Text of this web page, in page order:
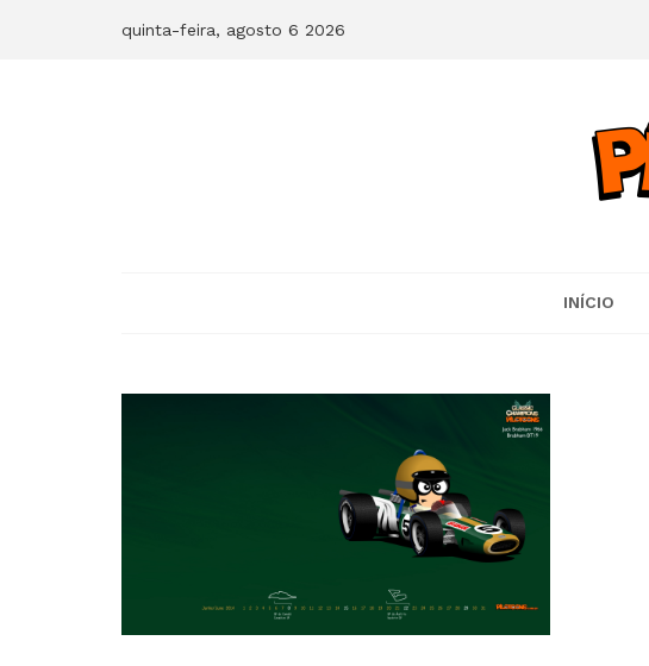
quinta-feira, agosto 6 2026
INÍCIO